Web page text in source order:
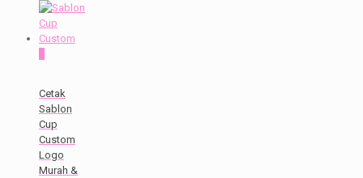
Cetak
Sablon
Cup
Custom
Logo
Murah &